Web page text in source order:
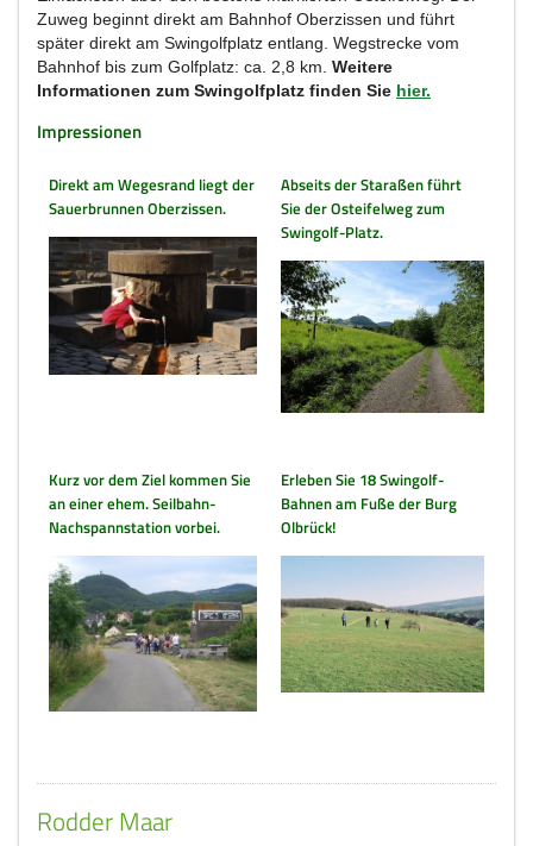
Zuweg beginnt direkt am Bahnhof Oberzissen und führt
später direkt am Swingolfplatz entlang. Wegstrecke vom
Bahnhof bis zum Golfplatz: ca. 2,8 km. Weitere
Informationen zum Swingolfplatz finden Sie hier.
Impressionen
Direkt am Wegesrand liegt der
Sauerbrunnen Oberzissen.
Abseits der Staraßen führt
Sie der Osteifelweg zum
Swingolf-Platz.
Kurz vor dem Ziel kommen Sie
an einer ehem. Seilbahn-
Nachspannstation vorbei.
Erleben Sie 18 Swingolf-
Bahnen am Fuße der Burg
Olbrück!
Rodder Maar